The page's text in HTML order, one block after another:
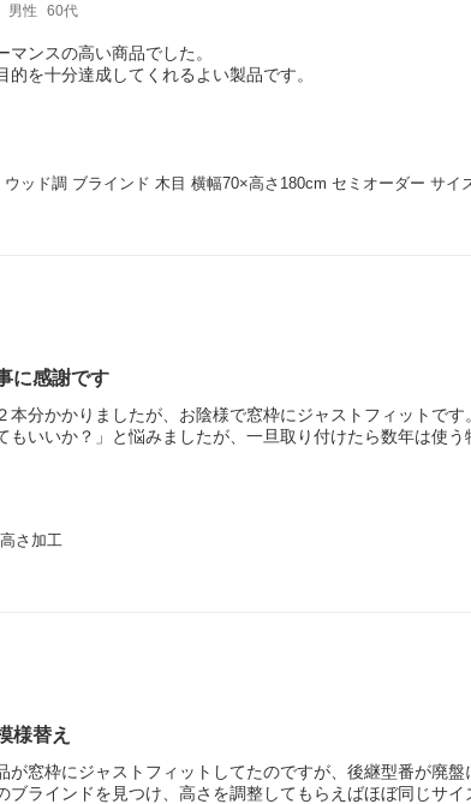
男性 60代
マンスの高い商品でした。
的を十分達成してくれるよい製品です。
ウッド調 ブラインド 木目 横幅70×高さ180cm セミオーダー サイ
に感謝です
本分かかりましたが、お陰様で窓枠にジャストフィットです。
もいいか？」と悩みましたが、一旦取り付けたら数年は使
さ加工
様替え
が窓枠にジャストフィットしてたのですが、後継型番が廃
ブラインドを見つけ、高さを調整してもらえばほぼ同じサ